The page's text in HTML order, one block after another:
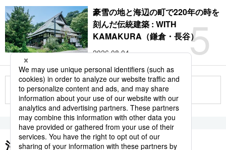
5
豪雪の地と海辺の町で220年の時を
刻んだ伝統建築 : WITH
KAMAKURA（鎌倉・長谷）
2026.08.04
もっと見る
注目のキーワード